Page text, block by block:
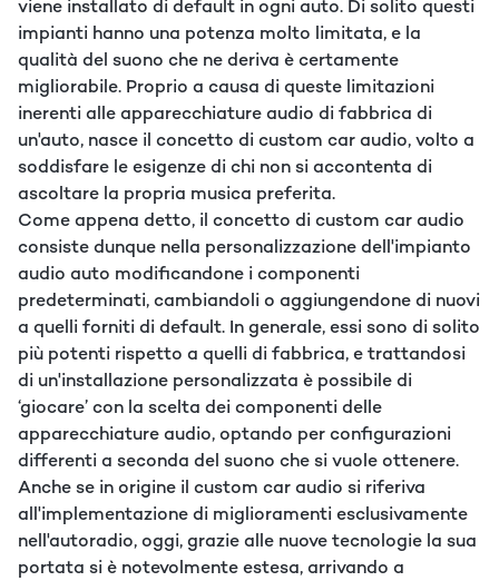
viene installato di default in ogni auto. Di solito questi
impianti hanno una potenza molto limitata, e la
qualità del suono che ne deriva è certamente
migliorabile. Proprio a causa di queste limitazioni
inerenti alle apparecchiature audio di fabbrica di
un'auto, nasce il concetto di custom car audio, volto a
soddisfare le esigenze di chi non si accontenta di
ascoltare la propria musica preferita.
Come appena detto, il concetto di custom car audio
consiste dunque nella personalizzazione dell'impianto
audio auto modificandone i componenti
predeterminati, cambiandoli o aggiungendone di nuovi
a quelli forniti di default. In generale, essi sono di solito
più potenti rispetto a quelli di fabbrica, e trattandosi
di un'installazione personalizzata è possibile di
‘giocare’ con la scelta dei componenti delle
apparecchiature audio, optando per configurazioni
differenti a seconda del suono che si vuole ottenere.
Anche se in origine il custom car audio si riferiva
all'implementazione di miglioramenti esclusivamente
nell'autoradio, oggi, grazie alle nuove tecnologie la sua
portata si è notevolmente estesa, arrivando a